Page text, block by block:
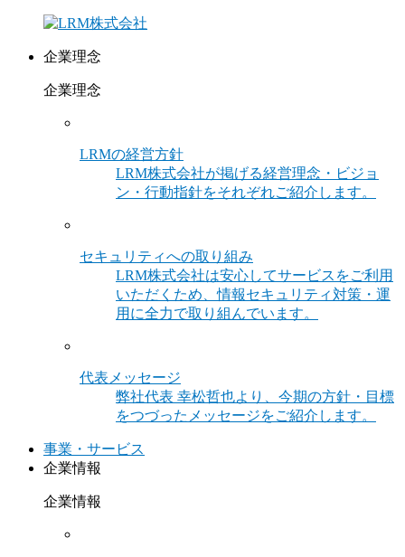
企業理念
企業理念
LRMの経営方針
LRM株式会社が掲げる経営理念・ビジョ
ン・行動指針をそれぞれご紹介します。
セキュリティへの取り組み
LRM株式会社は安心してサービスをご利用
いただくため、情報セキュリティ対策・運
用に全力で取り組んでいます。
代表メッセージ
弊社代表 幸松哲也より、今期の方針・目標
をつづったメッセージをご紹介します。
事業・サービス
企業情報
企業情報